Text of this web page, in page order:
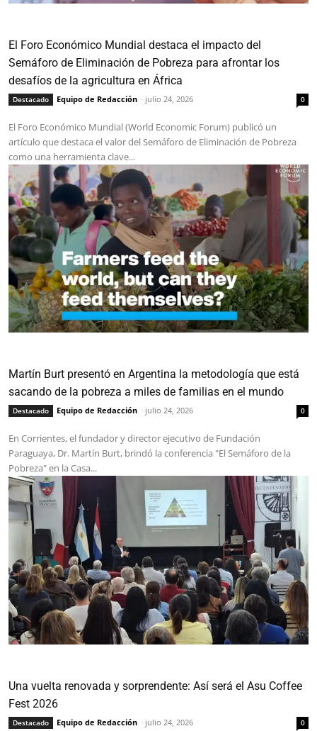
El Foro Económico Mundial destaca el impacto del
Semáforo de Eliminación de Pobreza para afrontar los
desafíos de la agricultura en África
Destacado Equipo de Redacción - julio 24, 2026 0
El Foro Económico Mundial (World Economic Forum) publicó un
artículo que destaca el valor del Semáforo de Eliminación de Pobreza
como una herramienta clave...
Martín Burt presentó en Argentina la metodología que está
sacando de la pobreza a miles de familias en el mundo
Destacado Equipo de Redacción - julio 24, 2026 0
En Corrientes, el fundador y director ejecutivo de Fundación
Paraguaya, Dr. Martín Burt, brindó la conferencia "El Semáforo de la
Pobreza" en la Casa...
Una vuelta renovada y sorprendente: Así será el Asu Coffee
Fest 2026
Destacado Equipo de Redacción - julio 24, 2026 0